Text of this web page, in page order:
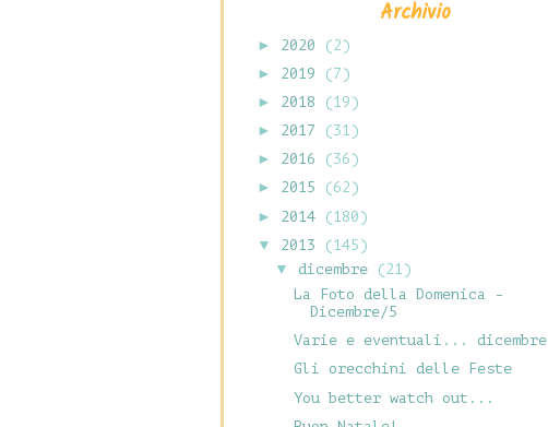
Archivio
► 2020
(2)
►
2019
(7)
► 2018
(19)
► 2017
(31)
► 2016
(36)
► 2015
(62)
►
2014
(180)
▼
2013
(145)
▼ dicembre
(21)
La Foto della Domenica -
Dicembre/5
Varie e eventuali... dicembre
Gli orecchini delle Feste
You better watch out...